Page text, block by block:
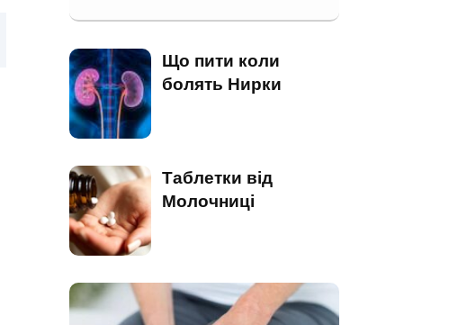
Що пити коли
болять Нирки
Таблетки від
Молочниці